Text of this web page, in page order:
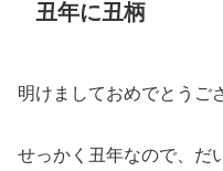
丑年に丑柄
明けましておめでとうご
せっかく丑年なので、だ